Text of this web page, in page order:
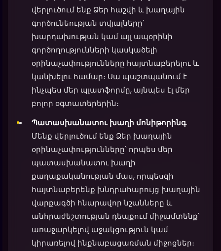
վերլուծում ենք Ձեր հաշվի և խաղային
գործունեության տվյալները՝
խարդախության կամ այլ ապօրինի
գործողությունների կասկածելի
օրինաչափությունները հայտնաբերելու և
կանխելու համար։ Սա պաշտպանում է
ինչպես մեր պլատֆորմը, այնպես էլ մեր
բոլոր օգտատերերին։
Պատասխանատու խաղի մոնիթորինգ.
Մենք վերլուծում ենք Ձեր խաղային
օրինաչափությունները՝ որպես մեր
պատասխանատու խաղի
քաղաքականության մաս, որպեսզի
հայտնաբերենք խնդրահարույց խաղային
վարքագծի հնարավոր նշանները և
անհրաժեշտության դեպքում միջամտենք՝
առաջարկելով աջակցություն կամ
կիրառելով ինքնաբացառման միջոցներ։